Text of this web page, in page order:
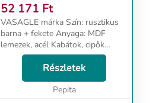
STÍLUS, ACÉL K...
52 171 Ft
VASAGLE márka Szín: rusztikus
barna + fekete Anyaga: MDF
lemezek, acél Kabátok, cipők
ajánlott felhasználása Telepítés
típusa Önálló A cikkről
Üdvözöljük itthon: Távolítsa el a
rendetlenséget a foly...
Részletek
Pepita